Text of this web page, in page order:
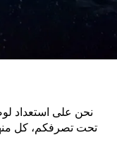
نحن على استعداد
تحت تصرفكم، كل